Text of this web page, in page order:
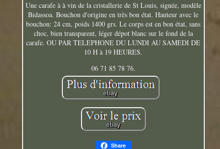
Une carafe à à vin de la cristallerie de St Louis, signée, modèle
Bidassoa. Bouchon d'origine en très bon état. Hauteur avec le
bouchon: 24 cm, poids 1400 grs. Le corps est en bon état, sans
choc, bien transparent, léger dépot blanc sur le fond de la
carafe. OU PAR TELEPHONE DU LUNDI AU SAMEDI DE
10 H à 19 HEURES.
06 71 85 78 76.
Share